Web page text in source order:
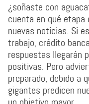
¿soñaste con
cuenta en qué
nuevas noticias. Si
trabajo, crédito
respuestas llegarán
positivas. Pero
preparado, debido a
gigantes predicen